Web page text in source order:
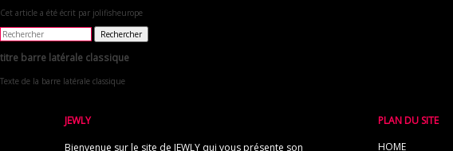
Cet article a été écrit par jolifisheurope
Rechercher
titre barre latérale classique
Texte de la barre latérale classique
JEWLY
Bienvenue sur le site de JEWLY qui vous présente son
PLAN DU SITE
HOME